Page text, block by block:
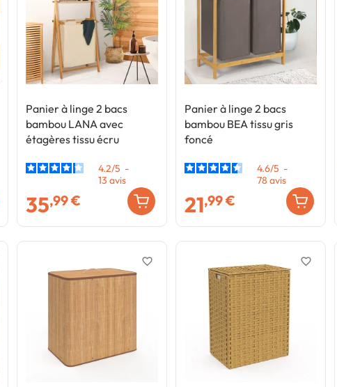
Panier à linge 2 bacs
bambou LANA avec
étagères tissu écru
4.2/5 -
13 avis
35,99 €
Panier à linge 2 bacs
bambou BEA tissu gris
foncé
4.6/5 -
78 avis
21,99 €
favorite_border favorite_border